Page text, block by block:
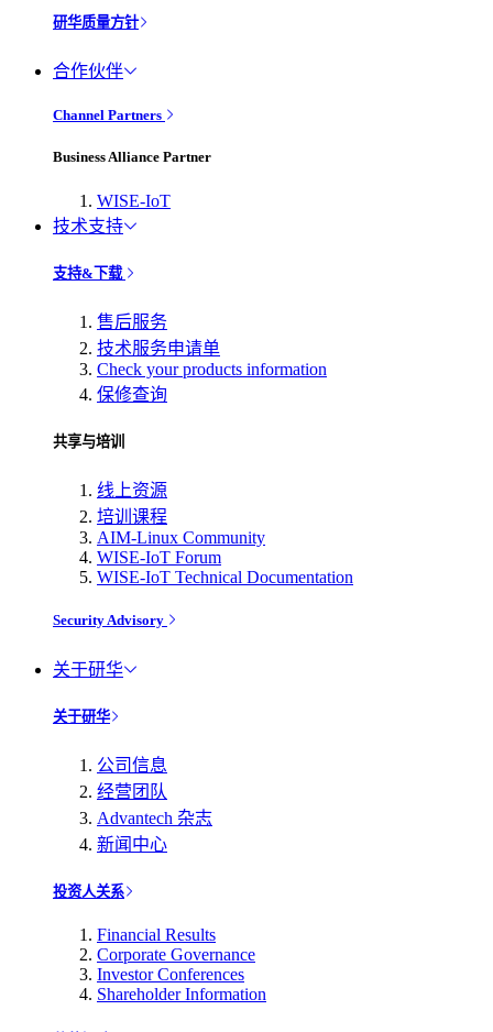
研华质量方针
合作伙伴
Channel Partners
Business Alliance Partner
WISE-IoT
技术支持
支持&下载
售后服务
技术服务申请单
Check your products information
保修查询
共享与培训
线上资源
培训课程
AIM-Linux Community
WISE-IoT Forum
WISE-IoT Technical Documentation
Security Advisory
关于研华
关于研华
公司信息
经营团队
Advantech 杂志
新闻中心
投资人关系
Financial Results
Corporate Governance
Investor Conferences
Shareholder Information